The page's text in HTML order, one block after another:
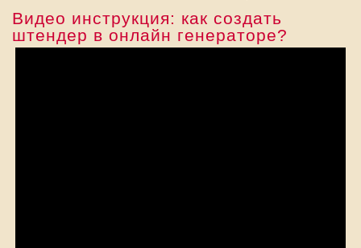
Видео инструкция: как создать
штендер в онлайн генераторе?